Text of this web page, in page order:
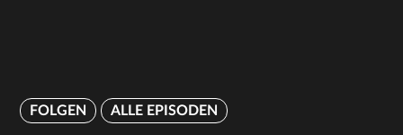
FOLGEN ALLE EPISODEN